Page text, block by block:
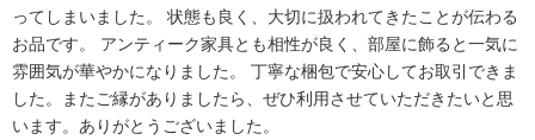
ってしまいました。 状態も良く、大切に扱われてきたことが伝わる
お品です。 アンティーク家具とも相性が良く、部屋に飾ると一気に
雰囲気が華やかになりました。 丁寧な梱包で安心してお取引できま
した。またご縁がありましたら、ぜひ利用させていただきたいと思
います。ありがとうございました。